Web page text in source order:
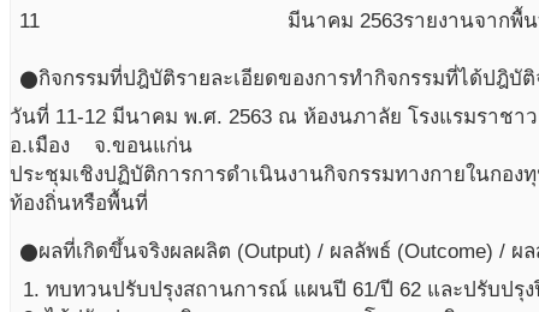
11 มีนาคม 2563รายงานจากพื้น
circleกิจกรรมที่ปฎิบัติรายละเอียดของการทำกิจกรรมที่ได้ปฎิบัติ
วันที่ 11-12 มีนาคม พ.ศ. 2563 ณ ห้องนภาลัย โรงแรมราชา
อ.เมือง จ.ขอนแก่น
ประชุมเชิงปฏิบัติการการดำเนินงานกิจกรรมทางกายในกอ
ท้องถิ่นหรือพื้นที่
circleผลที่เกิดขึ้นจริงผลผลิต (Output) / ผลลัพธ์ (Outcome) /
ทบทวนปรับปรุงสถานการณ์ แผนปี 61/ปี 62 และปรับปรุง